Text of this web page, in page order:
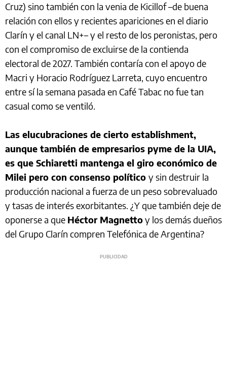
Cruz) sino también con la venia de Kicillof –de buena
relación con ellos y recientes apariciones en el diario
Clarín y el canal LN+– y el resto de los peronistas, pero
con el compromiso de excluirse de la contienda
electoral de 2027. También contaría con el apoyo de
Macri y Horacio Rodríguez Larreta, cuyo encuentro
entre sí la semana pasada en Café Tabac no fue tan
casual como se ventiló.
Las elucubraciones de cierto establishment,
aunque también de empresarios pyme de la UIA,
es que Schiaretti mantenga el giro económico de
Milei pero con consenso político y sin destruir la
producción nacional a fuerza de un peso sobrevaluado
y tasas de interés exorbitantes. ¿Y que también deje de
oponerse a que Héctor Magnettoy los demás dueños
del Grupo Clarín compren Telefónica de Argentina?